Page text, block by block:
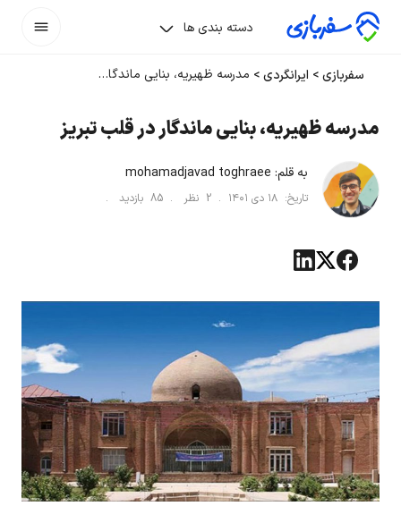
دسته بندی ها
سفربازی> ایرانگردی> مدرسه ظهیریه، بنایی ماندگار در قلب تبریز
مدرسه ظهیریه، بنایی ماندگار در قلب تبریز
به قلم: mohamadjavad toghraee
تاریخ: ۱۸ دی ۱۴۰۱ .
2 نظر . 85 بازدید .